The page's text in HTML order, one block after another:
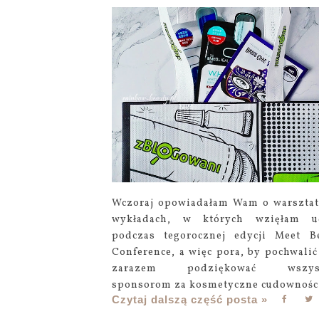
Wczoraj opowiadałam Wam o
wykładach, w których wzięłam
podczas tegorocznej edycji Meet
Conference, a więc pora, by
zarazem podziękować
sponsorom za kosmetyczne
Czytaj dalszą część posta »